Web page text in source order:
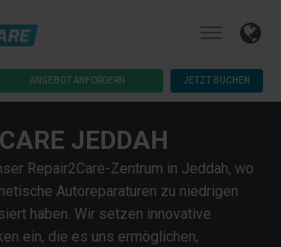
ANGEBOT ANFORDERN JETZT BUCHEN
JEDDAH
Repair2Care-Zentrum in Jeddah, wo
Autoreparaturen zu niedrigen
haben. Wir setzen innovative
ein, die es uns ermöglichen,